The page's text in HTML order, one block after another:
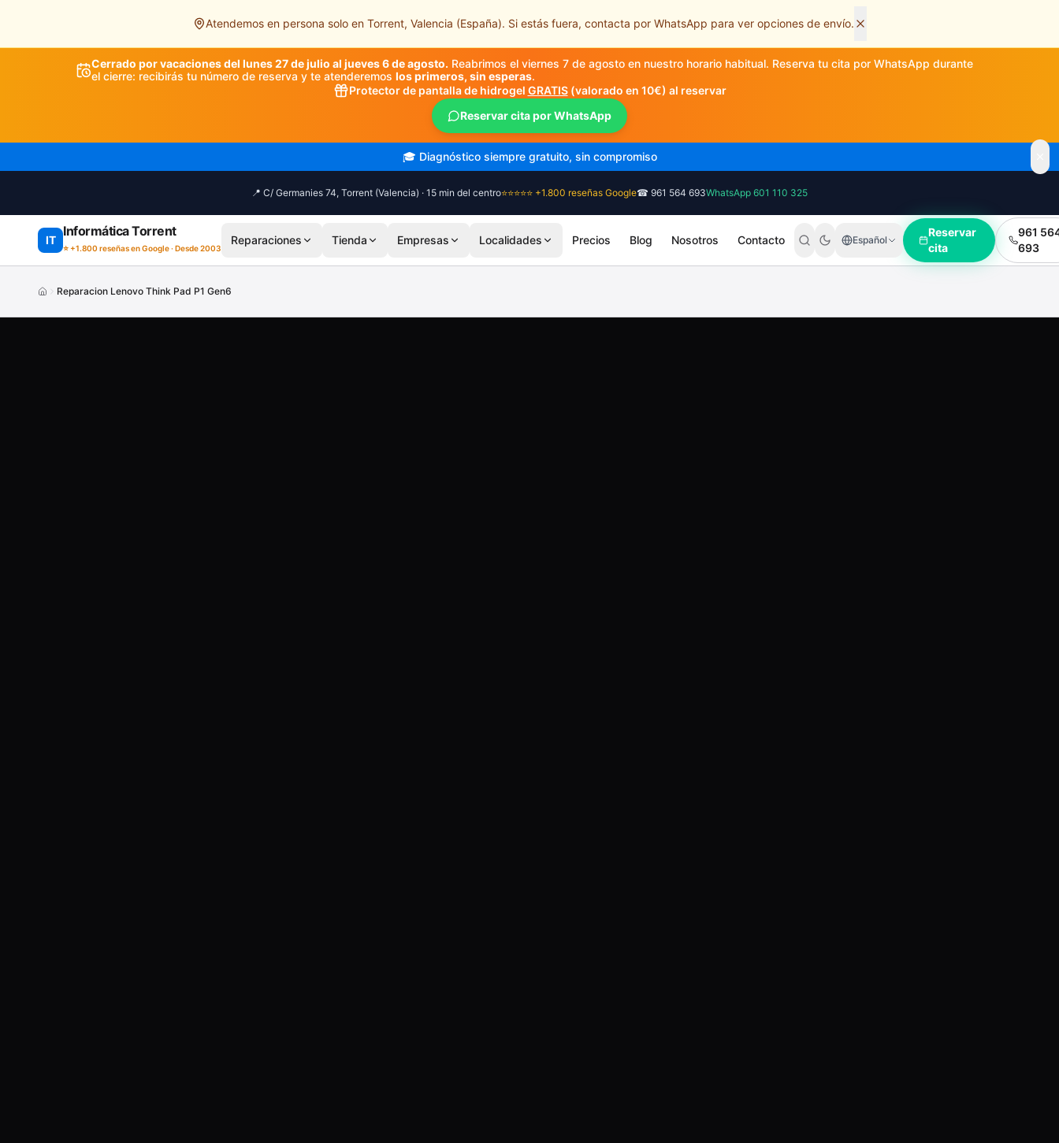
Atendemos en persona solo en Torrent, Valencia (España). Si estás fuera, contacta por WhatsApp para ver opciones de envío.
Cerrado por vacaciones del lunes 27 de julio al jueves 6 de agosto. Reabrimos el viernes 7 de agosto en nuestro horario habitual. Reserva tu cita por WhatsApp durante
el cierre: recibirás tu número de reserva y te atenderemos los primeros, sin esperas.
Protector de pantalla de hidrogel GRATIS(valorado en 10€) al reservar
Reservar cita por WhatsApp
🎓 Diagnóstico siempre gratuito, sin compromiso
📍 C/ Germanies 74, Torrent (Valencia) · 15 min del centro⭐⭐⭐⭐⭐ +1.800 reseñas Google☎ 961 564 693WhatsApp 601 110 325
IT
Informática Torrent
⭐ +1.800 reseñas en Google · Desde 2003
Reparaciones Tienda Empresas Localidades Precios Blog Nosotros Contacto Español
Reservar
cita
961
693
Reparacion Lenovo Think Pad P1 Gen6